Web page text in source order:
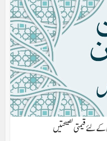
لئے قیمتی نصیحتیں